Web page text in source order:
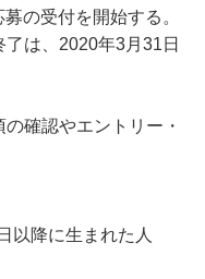
の受付を開始する。
は、2020年3月31日
確認やエントリー・
以降に生まれた人